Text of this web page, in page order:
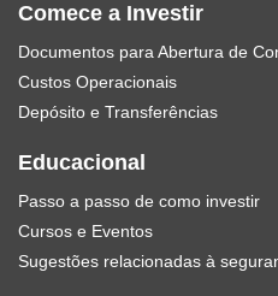
Comece a Investir
Documentos para Abertura de
Custos Operacionais
Depósito e Transferências
Educacional
Passo a passo de como investir
Cursos e Eventos
Sugestões relacionadas à